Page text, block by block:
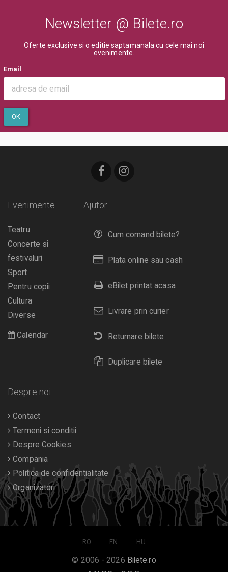
Newsletter @ Bilete.ro
Oferte exclusive si o editie saptamanala cu cele mai noi
evenimente.
Email
OK
Ajutor
Cum comand bilete?
Plata online sau cash
eBilet printat acasa
Livrare prin curier
Returnare bilete
Duplicare bilete
Evenimente
Teatru
Concerte si
festivaluri
Sport
Pentru copii
Cultura
Diverse
Calendar
Despre noi
Contact
Termeni si conditii
Despre Cookies
Compania
Politica de confidentialitate
Organizatori
RO EN HU
© 2006 - 2026 Bilete.ro